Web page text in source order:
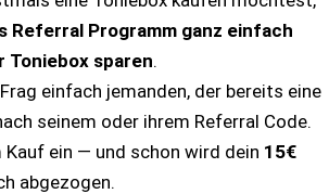
Referral Programm ganz einfach
Toniebox sparen.
einfach jemanden, der bereits eine
seinem oder ihrem Referral Code.
Kauf ein — und schon wird dein 15€
abgezogen.